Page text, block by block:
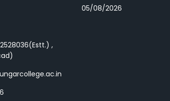
2528036(Estt.) ,
05/08/2026